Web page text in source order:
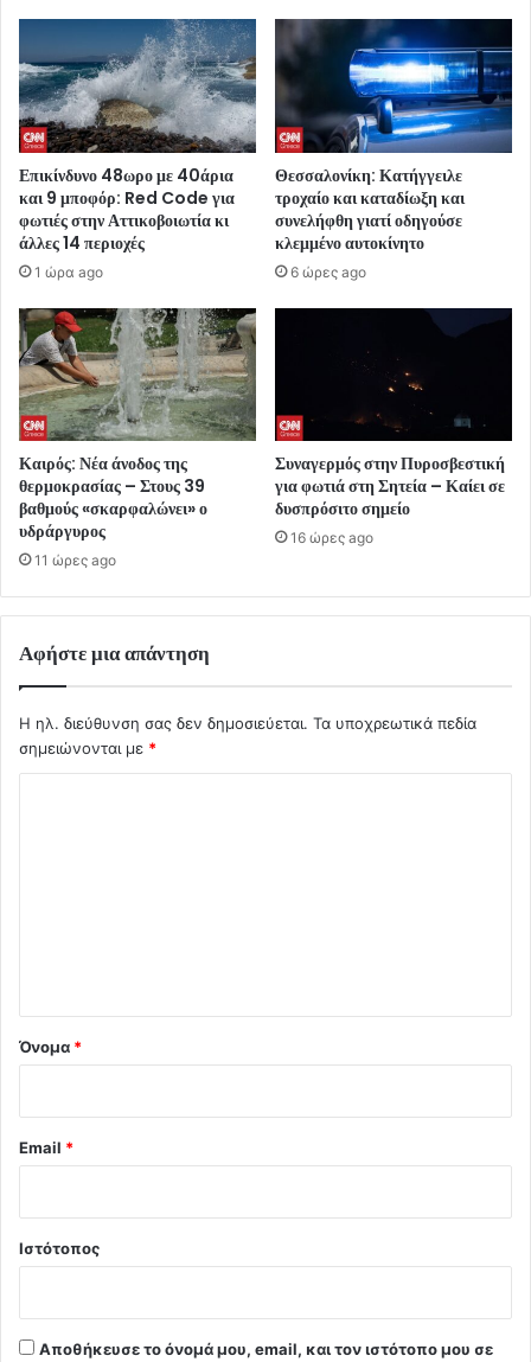
Επικίνδυνο 48ωρο με 40άρια
και 9 μποφόρ: Red Code για
φωτιές στην Αττικοβοιωτία κι
άλλες 14 περιοχές
1 ώρα ago
Θεσσαλονίκη: Κατήγγειλε
τροχαίο και καταδίωξη και
συνελήφθη γιατί οδηγούσε
κλεμμένο αυτοκίνητο
6 ώρες ago
Καιρός: Νέα άνοδος της
θερμοκρασίας – Στους 39
βαθμούς «σκαρφαλώνει» ο
υδράργυρος
11 ώρες ago
Συναγερμός στην Πυροσβεστική
για φωτιά στη Σητεία – Καίει σε
δυσπρόσιτο σημείο
16 ώρες ago
Αφήστε μια απάντηση
Η ηλ. διεύθυνση σας δεν δημοσιεύεται. Τα υποχρεωτικά πεδία
σημειώνονται με *
Όνομα *
Email *
Ιστότοπος
Αποθήκευσε το όνομά μου, email, και τον ιστότοπο μου σε